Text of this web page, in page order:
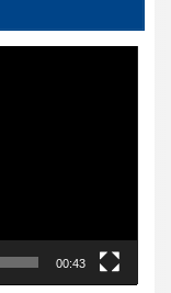
00:43